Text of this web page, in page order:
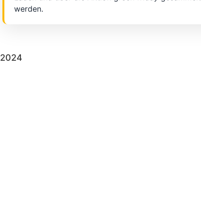
werden.
2024